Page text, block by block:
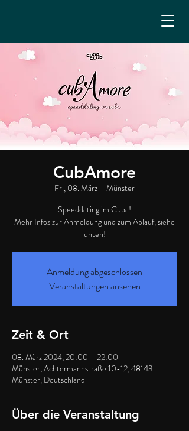
CubAmore
Fr., 08. März
  |
Münster
Speeddating im Cuba!
Mehr Infos zur Anmeldung und zum Ablauf, siehe
unten!
Anmeldung abgeschlossen
Veranstaltungen ansehen
Zeit & Ort
08. März 2024, 20:00 – 22:00
Münster, Achtermannstraße 10-12, 48143
Münster, Deutschland
Über die Veranstaltung